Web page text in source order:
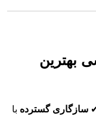
بهترین
سازگاری گسترده با